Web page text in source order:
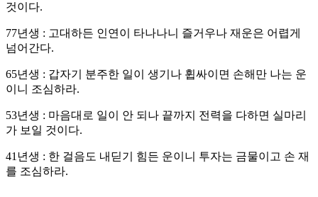
것이다.
77년생 : 고대하든 인연이 타나나니 즐거우나 재운은 어렵게
넘어간다.
65년생 : 갑자기 분주한 일이 생기나 휩싸이면 손해만 나는 운
이니 조심하라.
53년생 : 마음대로 일이 안 되나 끝까지 전력을 다하면 실마리
가 보일 것이다.
41년생 : 한 걸음도 내딛기 힘든 운이니 투자는 금물이고 손 재
를 조심하라.